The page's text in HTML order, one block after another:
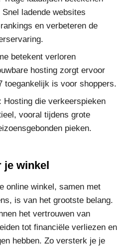
ladende websites
en verbeteren de
betekent verloren
hosting zorgt ervoor
toegankelijk is voor shoppers.
Hosting die verkeerspieken
vooral tijdens grote
pieken.
winkel
online winkel, samen met
is van het grootste belang.
het vertrouwen van
tot financiële verliezen en
hebben. Zo versterk je je